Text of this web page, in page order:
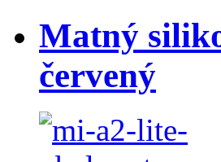
Matný
červený